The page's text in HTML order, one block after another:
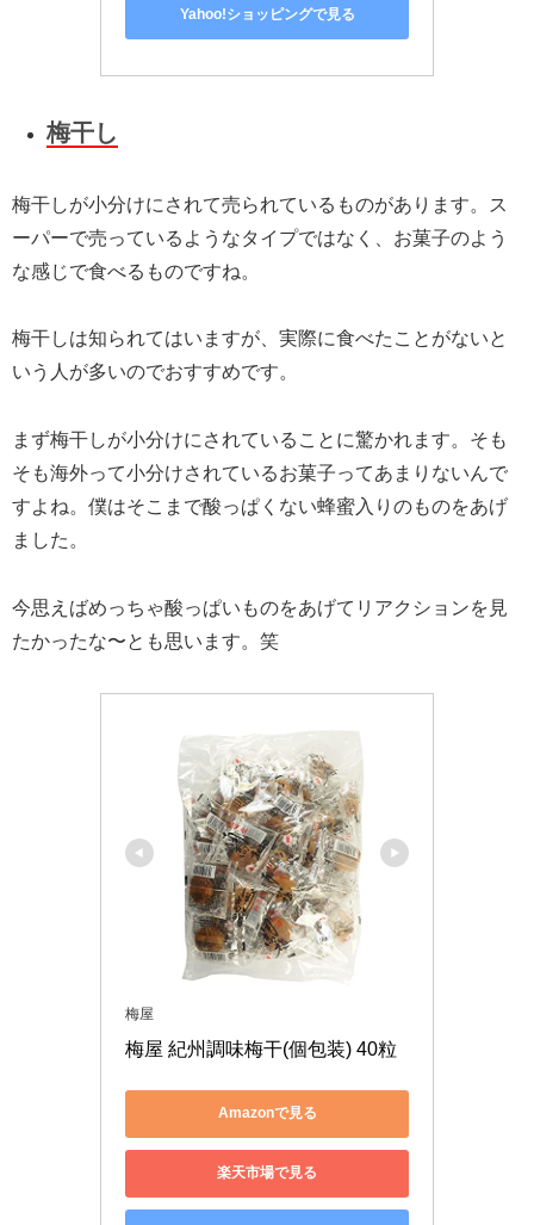
Yahoo!ショッピングで見る
梅干し
梅干しが小分けにされて売られているものがあります。ス
ーパーで売っているようなタイプではなく、お菓子のよう
な感じで食べるものですね。
梅干しは知られてはいますが、実際に食べたことがないと
いう人が多いのでおすすめです。
まず梅干しが小分けにされていることに驚かれます。そも
そも海外って小分けされているお菓子ってあまりないんで
すよね。僕はそこまで酸っぱくない蜂蜜入りのものをあげ
ました。
今思えばめっちゃ酸っぱいものをあげてリアクションを見
たかったな〜とも思います。笑
梅屋
梅屋 紀州調味梅干(個包装) 40粒
Amazonで見る
楽天市場で見る